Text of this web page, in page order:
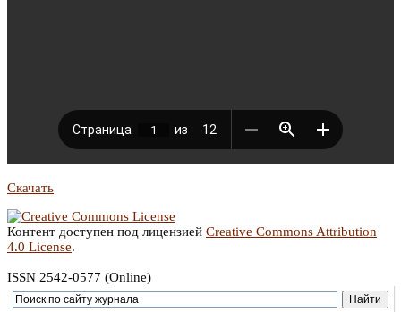
Скачать
Контент доступен под лицензией Creative Commons Attribution
4.0 License.
ISSN 2542-0577 (Online)